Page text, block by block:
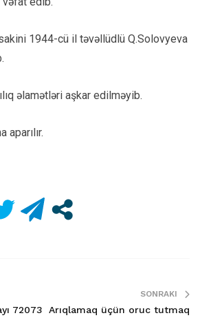
1944-cü il təvəllüdlü Q.Solovyeva
əlamətləri aşkar edilməyib.
aparılır.
72073
SONRAKI
Arıqlamaq üçün oruc tutmaq